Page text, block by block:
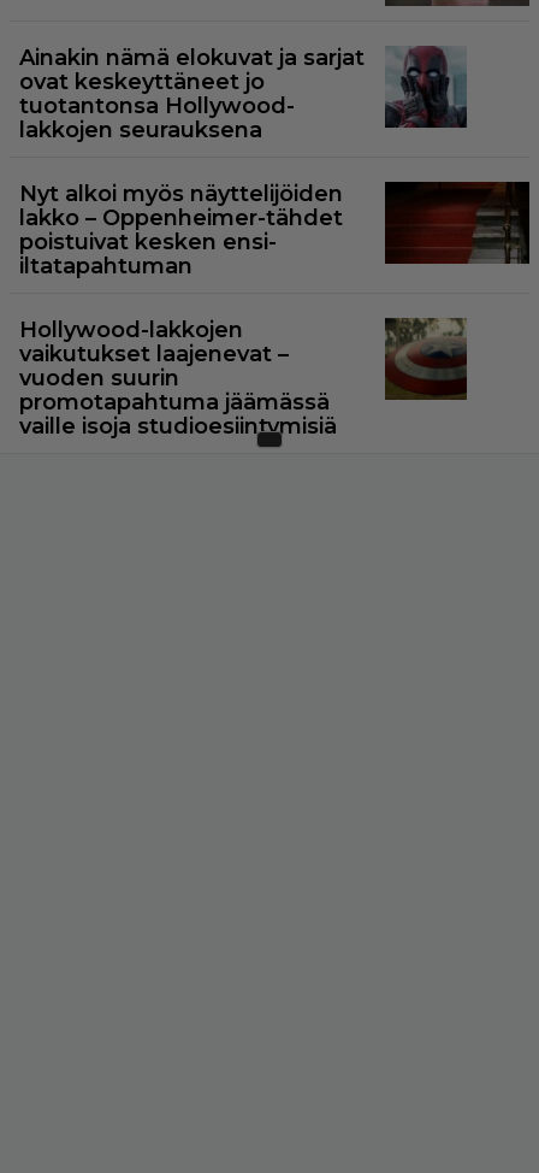
Ainakin nämä elokuvat ja sarjat
ovat keskeyttäneet jo
tuotantonsa Hollywood-
lakkojen seurauksena
Nyt alkoi myös näyttelijöiden
lakko – Oppenheimer-tähdet
poistuivat kesken ensi-
iltatapahtuman
Hollywood-lakkojen
vaikutukset laajenevat –
vuoden suurin
promotapahtuma jäämässä
vaille isoja studioesiintymisiä